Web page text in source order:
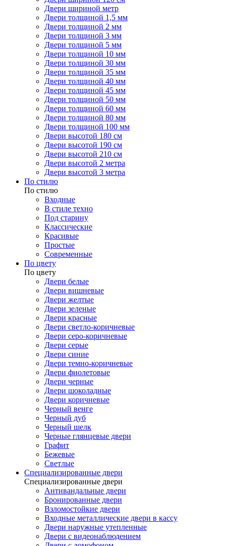
Двери шириной метр
Двери толщиной 1,5 мм
Двери толщиной 2 мм
Двери толщиной 3 мм
Двери толщиной 5 мм
Двери толщиной 10 мм
Двери толщиной 30 мм
Двери толщиной 35 мм
Двери толщиной 40 мм
Двери толщиной 45 мм
Двери толщиной 50 мм
Двери толщиной 60 мм
Двери толщиной 80 мм
Двери толщиной 100 мм
Двери высотой 180 см
Двери высотой 190 см
Двери высотой 210 см
Двери высотой 2 метра
Двери высотой 3 метра
По стилю
По стилю
Входные
В стиле техно
Под старину
Классические
Красивые
Простые
Современные
По цвету
По цвету
Двери белые
Двери вишневые
Двери желтые
Двери зеленые
Двери красные
Двери светло-коричневые
Двери серо-коричневые
Двери серые
Двери синие
Двери темно-коричневые
Двери фиолетовые
Двери черные
Двери шоколадные
Двери коричневые
Черный венге
Черный дуб
Черный шелк
Черные глянцевые двери
Графит
Бежевые
Светлые
Специализированные двери
Специализированные двери
Антивандальные двери
Бронированные двери
Взломостойкие двери
Входные металлические двери в кассу
Двери наружные утепленные
Двери с видеонаблюдением